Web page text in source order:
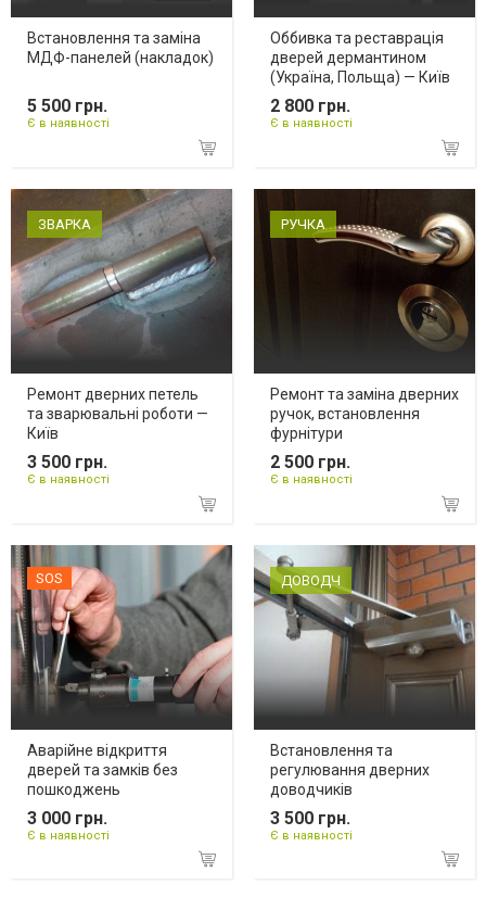
Встановлення та заміна
МДФ-панелей (накладок)
5 500 грн.
Є в наявності
Оббивка та реставрація
дверей дермантином
(Україна, Польща) — Київ
2 800 грн.
Є в наявності
ЗВАРКА
Ремонт дверних петель
та зварювальні роботи —
Київ
3 500 грн.
Є в наявності
РУЧКА
Ремонт та заміна дверних
ручок, встановлення
фурнітури
2 500 грн.
Є в наявності
SOS
Аварійне відкриття
дверей та замків без
пошкоджень
3 000 грн.
Є в наявності
ДОВОДЧ
Встановлення та
регулювання дверних
доводчиків
3 500 грн.
Є в наявності